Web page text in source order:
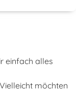
einfach alles
möchten